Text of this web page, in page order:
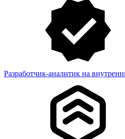
Разработчик-аналитик на